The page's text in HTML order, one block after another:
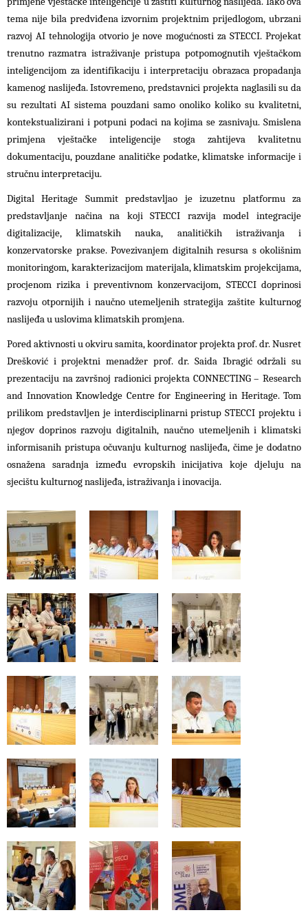
tema nije bila predviđena izvornim projektnim prijedlogom, ubrzani
razvoj AI tehnologija otvorio je nove mogućnosti za STECCI. Projekat
trenutno razmatra istraživanje pristupa potpomognutih vještačkom
inteligencijom za identifikaciju i interpretaciju obrazaca propadanja
kamenog naslijeđa. Istovremeno, predstavnici projekta naglasili su da
su rezultati AI sistema pouzdani samo onoliko koliko su kvalitetni,
kontekstualizirani i potpuni podaci na kojima se zasnivaju. Smislena
primjena vještačke inteligencije stoga zahtijeva kvalitetnu
dokumentaciju, pouzdane analitičke podatke, klimatske informacije i
stručnu interpretaciju.
Digital Heritage Summit predstavljao je izuzetnu platformu za
predstavljanje načina na koji STECCI razvija model integracije
digitalizacije, klimatskih nauka, analitičkih istraživanja i
konzervatorske prakse. Povezivanjem digitalnih resursa s okolišnim
monitoringom, karakterizacijom materijala, klimatskim projekcijama,
procjenom rizika i preventivnom konzervacijom, STECCI doprinosi
razvoju otpornijih i naučno utemeljenih strategija zaštite kulturnog
naslijeđa u uslovima klimatskih promjena.
Pored aktivnosti u okviru samita, koordinator projekta prof. dr. Nusret
Drešković i projektni menadžer prof. dr. Saida Ibragić održali su
prezentaciju na završnoj radionici projekta CONNECTING – Research
and Innovation Knowledge Centre for Engineering in Heritage. Tom
prilikom predstavljen je interdisciplinarni pristup STECCI projektu i
njegov doprinos razvoju digitalnih, naučno utemeljenih i klimatski
informisanih pristupa očuvanju kulturnog naslijeđa, čime je dodatno
osnažena saradnja između evropskih inicijativa koje djeluju na
sjecištu kulturnog naslijeđa, istraživanja i inovacija.